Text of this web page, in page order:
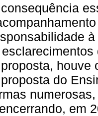
houve
do
em